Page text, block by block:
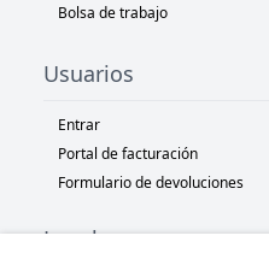
Bolsa de trabajo
Usuarios
Entrar
Portal de facturación
Formulario de devoluciones
Legal